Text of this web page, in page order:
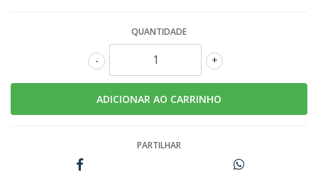
QUANTIDADE
+
-
PARTILHAR